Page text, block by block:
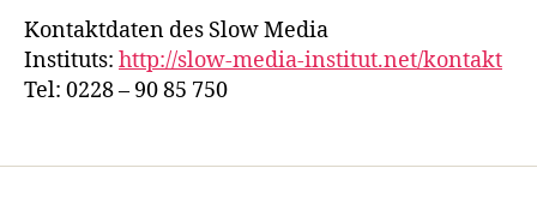
Kontaktdaten des Slow Media
Instituts: http://slow-media-institut.net/kontakt
Tel: 0228 – 90 85 750